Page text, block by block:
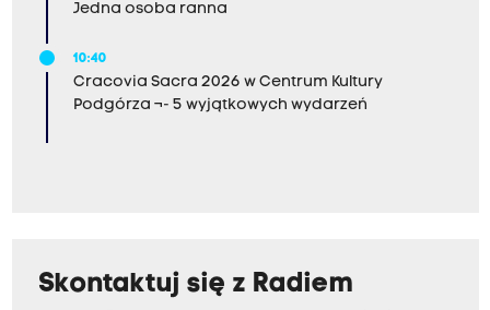
Jedna osoba ranna
10:40
Cracovia Sacra 2026 w Centrum Kultury
Podgórza ¬- 5 wyjątkowych wydarzeń
Skontaktuj się z Radiem